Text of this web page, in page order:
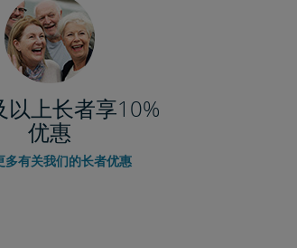
以上长者享10%
优惠
多有关我们的长者优惠